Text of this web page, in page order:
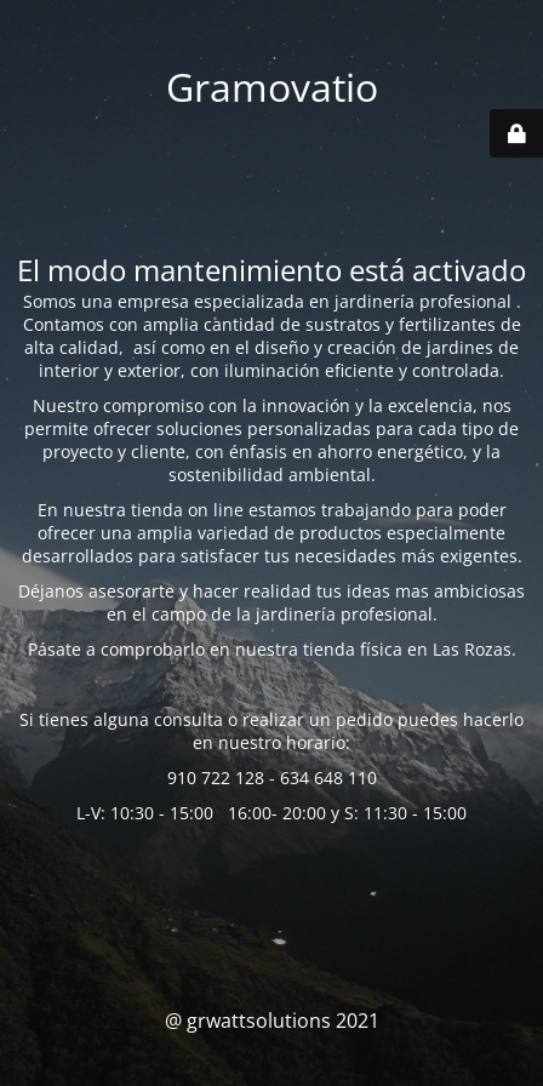
Gramovatio
El modo mantenimiento está activado
Somos una empresa especializada en jardinería profesional .
Contamos con amplia cantidad de sustratos y fertilizantes de
alta calidad, así como en el diseño y creación de jardines de
interior y exterior, con iluminación eficiente y controlada.
Nuestro compromiso con la innovación y la excelencia, nos
permite ofrecer soluciones personalizadas para cada tipo de
proyecto y cliente, con énfasis en ahorro energético, y la
sostenibilidad ambiental.
En nuestra tienda on line estamos trabajando para poder
ofrecer una amplia variedad de productos especialmente
desarrollados para satisfacer tus necesidades más exigentes.
Déjanos asesorarte y hacer realidad tus ideas mas ambiciosas
en el campo de la jardinería profesional.
Pásate a comprobarlo en nuestra tienda física en Las Rozas.
Si tienes alguna consulta o realizar un pedido puedes hacerlo
en nuestro horario:
910 722 128 - 634 648 110
L-V: 10:30 - 15:00 16:00- 20:00 y S: 11:30 - 15:00
@ grwattsolutions 2021